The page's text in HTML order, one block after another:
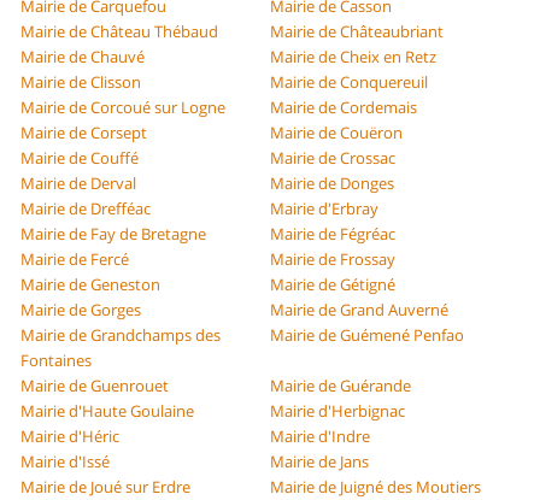
Mairie de Carquefou
Mairie de Casson
Mairie de Château Thébaud
Mairie de Châteaubriant
Mairie de Chauvé
Mairie de Cheix en Retz
Mairie de Clisson
Mairie de Conquereuil
Mairie de Corcoué sur Logne
Mairie de Cordemais
Mairie de Corsept
Mairie de Couëron
Mairie de Couffé
Mairie de Crossac
Mairie de Derval
Mairie de Donges
Mairie de Drefféac
Mairie d'Erbray
Mairie de Fay de Bretagne
Mairie de Fégréac
Mairie de Fercé
Mairie de Frossay
Mairie de Geneston
Mairie de Gétigné
Mairie de Gorges
Mairie de Grand Auverné
Mairie de Grandchamps des
Fontaines
Mairie de Guémené Penfao
Mairie de Guenrouet
Mairie de Guérande
Mairie d'Haute Goulaine
Mairie d'Herbignac
Mairie d'Héric
Mairie d'Indre
Mairie d'Issé
Mairie de Jans
Mairie de Joué sur Erdre
Mairie de Juigné des Moutiers